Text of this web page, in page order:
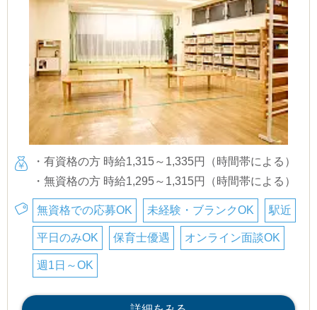
・有資格の方 時給1,315～1,335円（時間帯による）
・無資格の方 時給1,295～1,315円（時間帯による）
無資格での応募OK 未経験・ブランクOK 駅近
平日のみOK 保育士優遇 オンライン面談OK
週1日～OK